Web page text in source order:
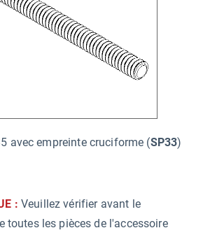
avec empreinte cruciforme (SP33)
: Veuillez vérifier avant le
toutes les pièces de l'accessoire